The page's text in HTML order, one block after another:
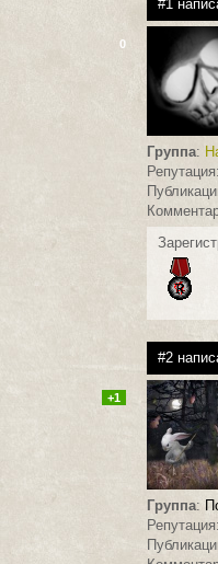
#1
0
Группа:
Репутация:
#2
+1
Группа:
Репутация: